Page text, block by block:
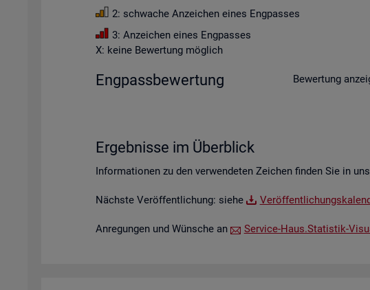
2: schwa­che An­zei­chen eines Eng­pas­ses
3: An­zei­chen eines Eng­pas­ses
X: keine Be­wer­tung mög­lich
Eng­pass­be­wer­tung Be­wer­tung
Er­geb­nis­se im Über­blick
In­for­ma­tio­nen zu den ver­wen­de­ten Zei­chen fin­den Sie in
Nächs­te Ver­öf­fent­li­chung: siehe
An­re­gun­gen und Wün­sche an Ser­vice-Haus.​Statistik-​